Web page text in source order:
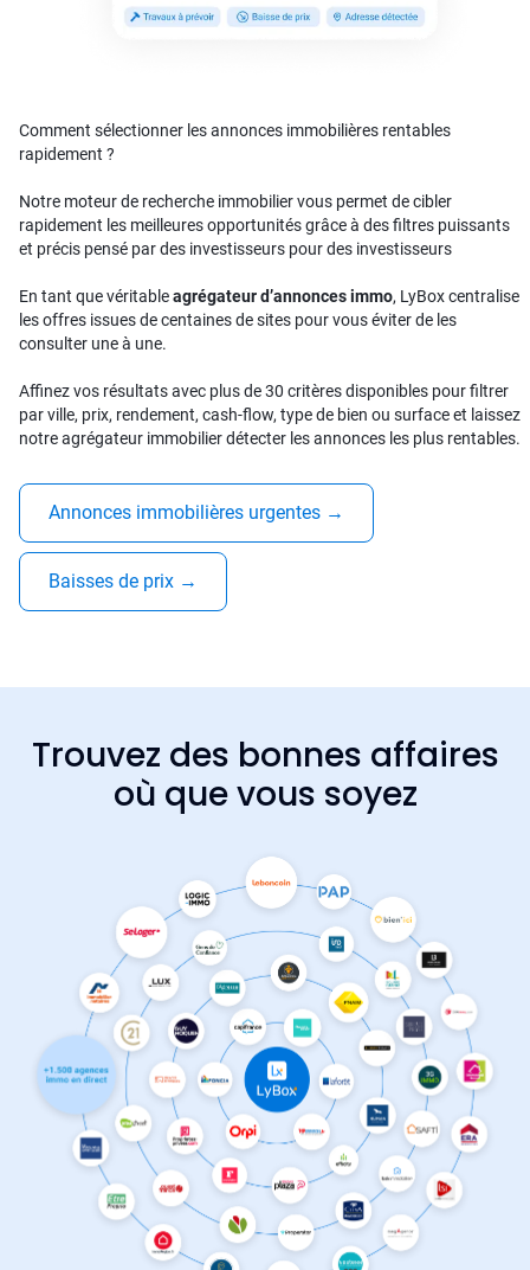
Comment sélectionner les annonces immobilières rentables
rapidement ?
Notre moteur de recherche immobilier vous permet de cibler
rapidement les meilleures opportunités grâce à des filtres puissants
et précis pensé par des investisseurs pour des investisseurs
En tant que véritableagrégateur d’annonces immo, LyBox centralise
les offres issues de centaines de sites pour vous éviter de les
consulter une à une.
Affinez vos résultats avec plus de 30 critères disponibles pour filtrer
par ville, prix, rendement, cash-flow, type de bien ou surface et laissez
notre agrégateur immobilier détecter les annonces les plus rentables.
Annonces immobilières urgentes →
Baisses de prix →
Trouvez des bonnes affaires
où que vous soyez